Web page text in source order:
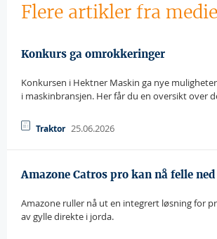
Flere artikler fra
Konkurs ga omrokkeringer
Konkursen i Hektner Maskin ga nye
i maskinbransjen. Her får du en oversikt over
Traktor 25.06.2026
Amazone Catros pro kan nå felle
Amazone ruller nå ut en integrert løsning for
av gylle direkte i jorda.